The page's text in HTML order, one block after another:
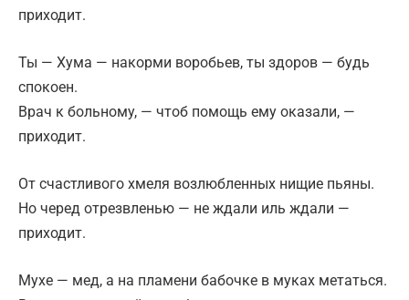
приходит.
Ты — Хума — накорми воробьев, ты здоров — будь
спокоен.
Врач к больному, — чтоб помощь ему оказали, —
приходит.
От счастливого хмеля возлюбленных нищие пьяны.
Но черед отрезвленью — не ждали иль ждали —
приходит.
Мухе — мед, а на пламени бабочке в муках метаться.